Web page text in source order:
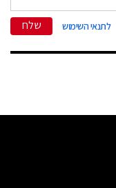
לתנאי השימוש שלח